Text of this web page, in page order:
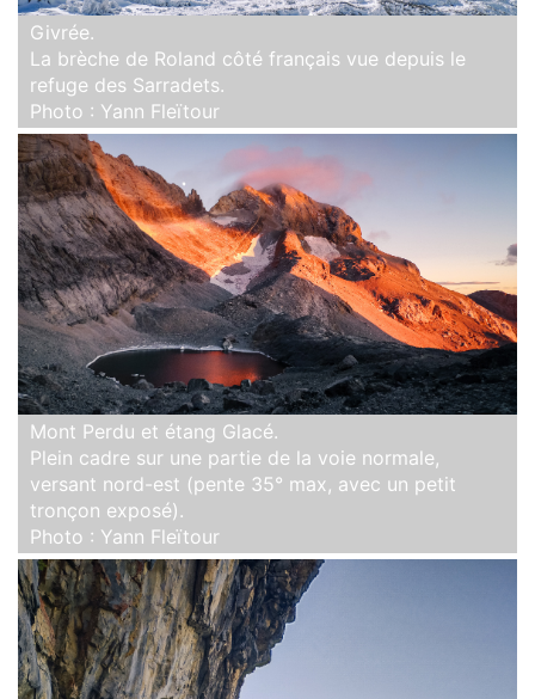
Givrée.
La brèche de Roland côté français vue depuis le
refuge des Sarradets.
Photo : Yann Fleïtour
Mont Perdu et étang Glacé.
Plein cadre sur une partie de la voie normale,
versant nord-est (pente 35° max, avec un petit
tronçon exposé).
Photo : Yann Fleïtour